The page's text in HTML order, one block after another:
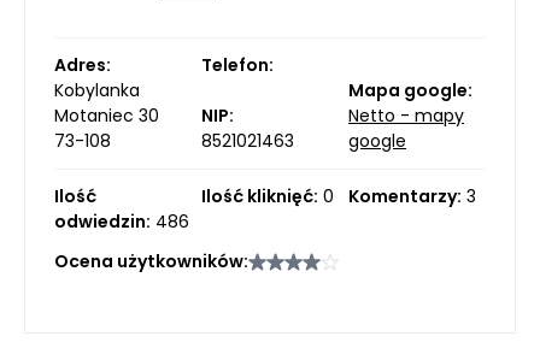
Adres:
Kobylanka
Motaniec 30
73-108
Telefon:
NIP:
8521021463
Mapa google:
Netto - mapy
google
Ilość
odwiedzin: 486
Ilość kliknięć: 0 Komentarzy: 3
Ocena użytkowników: